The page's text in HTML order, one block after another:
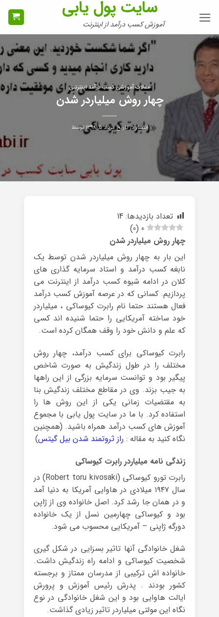
سایت پول یابی
آموزش کسب درآمد از اینترنت
مقالات آموزشی کسب درآمد اینترنتی
چهار روش میلیاردر شدن
انتشار در تاریخمرداد ۵, ۱۳۹۸ توسط
تعداد بازدیدها: 14
0
(
0
)
چهار روش میلیاردر شدن
این بار به چهار روش میلیاردر شدن توسط یک
نابغه کسب درآمد و استاد سرمایه گذاری های
کلان در ادامه شیوه کسب درآمد از اینترنت می
پردازیم. کسانی که در عرصه آموزش کسب درآمد
فعال هستند حتما نام رابرت کیوساکی ، میلیاردر
خود ساخته آمریکایی را حتما شنیده اند کسی
که علم و دانش خود را وقف همگان کرده است.
رابرت کیوساکی برای کسب درآمد، چهار روش
مختلف را در طول زندگیش به صورت شاخص
پیگیر بود و توانست سرمایه بزرگی از این راهها
به جیب بزند. وی در مقاطع مختلف زندگیش بنا
به مقتضیات زمانی یکی از این روش ها را
استفاده کرد. با ما در سایت پول یابی با مجموع
آموزش های کسب درآمد همراه باشید. (همچنین
نگاه کنید به مقاله : راز ثروتمند شدن بیل گیتس)
زندگی نامه میلیاردر رابرت کیوساکی
رابرت تورو کیوساکی (Robert toru kivosaki) در
سال ۱۹۴۷ میلادی در هاوایی آمریکا به دنیا آمد
و در همان جا رشد کرد. اصل خانواده وی از ژاپن
بود و کیوساکی چهارمین نسل از یک خانواده
دورگه ژاپنی – آمریکایی محسوب می شود.
شغل خانوادگی آنها تاثیر بسزایی در شکل گیری
شخصیت کیوساکی و ادامه راه زندگیش داشت.
خانواده اش ترکیبی از مدرسان ممتاز و برجسته
کشور بودند . پدرش رئیس آموزش و پرورش
ایالت هاوایی بود و این شغل خانوادگی در نوع
نگاه این مولتی میلیاردر تاثیر زیادی گذاشت.